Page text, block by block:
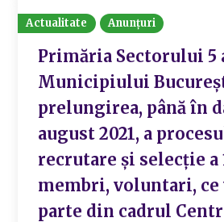
Actualitate Anunțuri
Primăria Sectorului 5
Municipiului
prelungirea, până în
august 2021, a
recrutare şi selecţie a
membri, voluntari, ce
parte din cadrul